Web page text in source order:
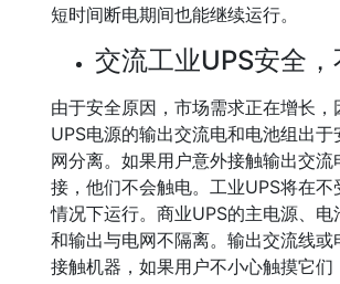
短时间断电期间也能继续运行。
交流工业UPS安全
由于安全原因，市场需求正在增长，
UPS电源的输出交流电和电池组出于
网分离。如果用户意外接触输出交流
接，他们不会触电。工业UPS将在不
情况下运行。商业UPS的主电源、电
和输出与电网不隔离。输出交流线或
接触机器，如果用户不小心触摸它们